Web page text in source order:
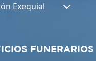
Exequial
FUNERARIOS